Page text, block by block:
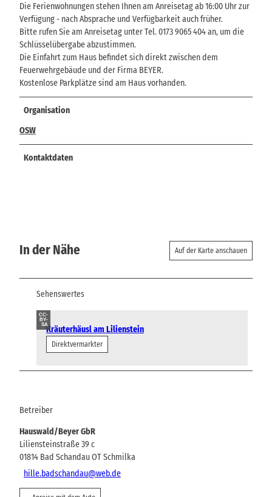
Die Ferienwohnungen stehen Ihnen am Anreisetag ab 16:00 Uhr zur
Verfügung - nach Absprache und Verfügbarkeit auch früher.
Bitte rufen Sie am Anreisetag unter Tel. 0173 9065 404 an, um die
Schlüsselübergabe abzustimmen.
Die Einfahrt zum Haus befindet sich direkt zwischen dem
Feuerwehrgebäude und der Firma BEYER.
Kostenlose Parkplätze sind am Haus vorhanden.
Organisation
OSW
Kontaktdaten
In der Nähe Auf der Karte anschauen
Sehenswertes
CC-
BY-
SAKräuterhäusl am Lilienstein
Direktvermarkter
Betreiber
Hauswald/Beyer GbR
Liliensteinstraße 39 c
01814 Bad Schandau OT Schmilka
hille.badschandau@web.de